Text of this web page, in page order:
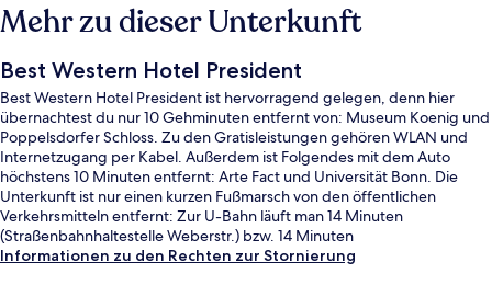
Mehr zu dieser Unterkunft
Best Western Hotel President
Best Western Hotel President ist hervorragend gelegen, denn hier
übernachtest du nur 10 Gehminuten entfernt von: Museum Koenig und
Poppelsdorfer Schloss. Zu den Gratisleistungen gehören WLAN und
Internetzugang per Kabel. Außerdem ist Folgendes mit dem Auto
höchstens 10 Minuten entfernt: Arte Fact und Universität Bonn. Die
Unterkunft ist nur einen kurzen Fußmarsch von den öffentlichen
Verkehrsmitteln entfernt: Zur U-Bahn läuft man 14 Minuten
(Straßenbahnhaltestelle Weberstr.) bzw. 14 Minuten
(Straßenbahnhaltestelle Königstr.).
Informationen zu den Rechten zur Stornierung